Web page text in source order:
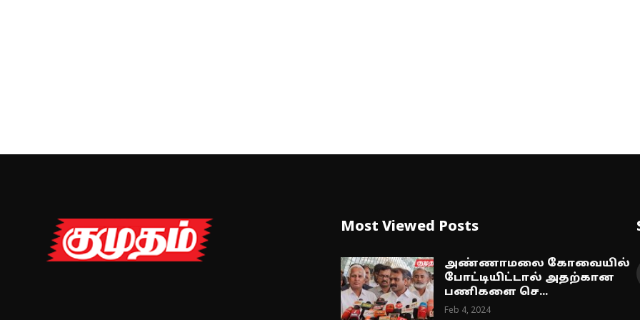
Most Viewed Posts
அண்ணாமலை கோவையில்
போட்டியிட்டால் அதற்கான
பணிகளை செ...
Feb 4, 2024